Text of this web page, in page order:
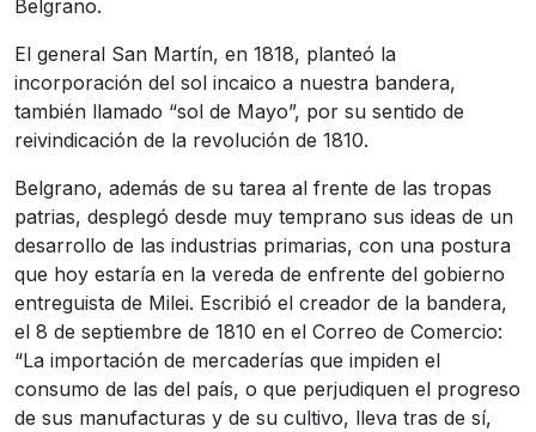
Belgrano.
El general San Martín, en 1818, planteó la
incorporación del sol incaico a nuestra bandera,
también llamado “sol de Mayo”, por su sentido de
reivindicación de la revolución de 1810.
Belgrano, además de su tarea al frente de las tropas
patrias, desplegó desde muy temprano sus ideas de un
desarrollo de las industrias primarias, con una postura
que hoy estaría en la vereda de enfrente del gobierno
entreguista de Milei. Escribió el creador de la bandera,
el 8 de septiembre de 1810 en el Correo de Comercio:
“La importación de mercaderías que impiden el
consumo de las del país, o que perjudiquen el progreso
de sus manufacturas y de su cultivo, lleva tras de sí,